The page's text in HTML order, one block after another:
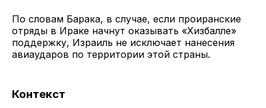
По словам Барака, в случае, если проиранские
отряды в Ираке начнут оказывать «Хизбалле»
поддержку, Израиль не исключает нанесения
авиаударов по территории этой страны.
Контекст